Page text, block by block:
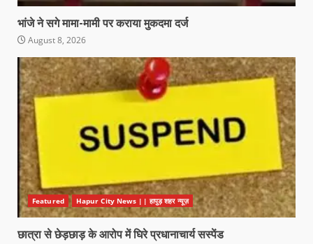
भांजे ने सगे मामा-मामी पर कराया मुकदमा दर्ज
August 8, 2026
Featured Hapur City News || हापुड़ शहर न्यूज़
छात्रा से छेड़छाड़ के आरोप में घिरे प्रधानाचार्य सस्पेंड